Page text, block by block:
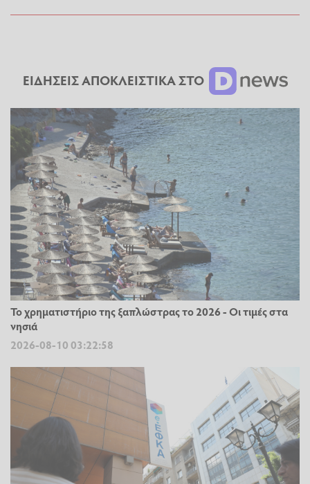
ΕΙΔΗΣΕΙΣ ΑΠΟΚΛΕΙΣΤΙΚΑ ΣΤΟ
Το χρηματιστήριο της ξαπλώστρας το 2026 - Οι τιμές στα
νησιά
2026-08-10 03:22:58